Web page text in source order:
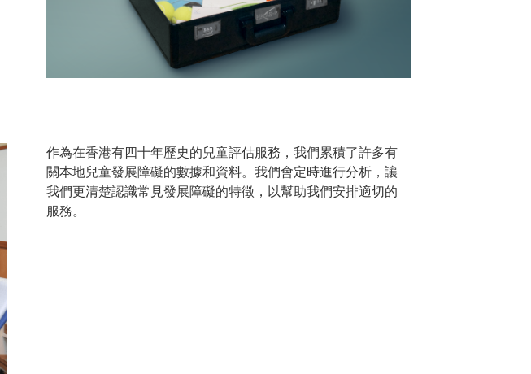
作為在香港有四十年歷史的兒童評估服務，我們累積了許多有
關本地兒童發展障礙的數據和資料。我們會定時進行分析，讓
我們更清楚認識常見發展障礙的特徵，以幫助我們安排適切的
服務。